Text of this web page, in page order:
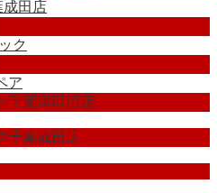
千葉津田沼店
千葉成田店